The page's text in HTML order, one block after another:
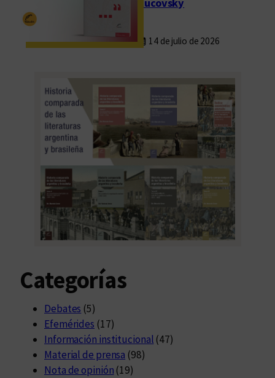
Rucovsky
14 de julio de 2026
Categorías
Debates (5)
Efemérides (17)
Información institucional (47)
Material de prensa (98)
Nota de opinión (19)